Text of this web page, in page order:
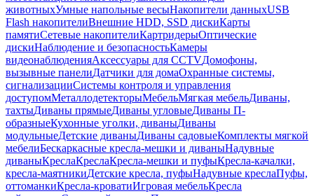
животныхУмные напольные весыНакопители данныхUSB
Flash накопителиВнешние HDD, SSD дискиКарты
памятиСетевые накопителиКартридерыОптические
дискиНаблюдение и безопасностьКамеры
видеонаблюденияАксессуары для CCTVДомофоны,
вызывные панелиДатчики для домаОхранные системы,
сигнализацииСистемы контроля и управления
доступомМеталлодетекторыМебельМягкая мебельДиваны,
тахтыДиваны прямыеДиваны угловыеДиваны П-
образныеКухонные уголки, диваныДиваны
модульныеДетские диваныДиваны садовыеКомплекты мягкой
мебелиБескаркасные кресла-мешки и диваныНадувные
диваныКреслаКреслаКресла-мешки и пуфыКресла-качалки,
кресла-маятникиДетские кресла, пуфыНадувные креслаПуфы,
оттоманкиКресла-кроватиИгровая мебельКресла